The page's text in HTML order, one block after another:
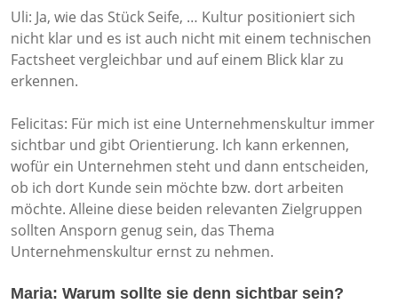
Uli: Ja, wie das Stück Seife, … Kultur positioniert sich
nicht klar und es ist auch nicht mit einem technischen
Factsheet vergleichbar und auf einem Blick klar zu
erkennen.
Felicitas: Für mich ist eine Unternehmenskultur immer
sichtbar und gibt Orientierung. Ich kann erkennen,
wofür ein Unternehmen steht und dann entscheiden,
ob ich dort Kunde sein möchte bzw. dort arbeiten
möchte. Alleine diese beiden relevanten Zielgruppen
sollten Ansporn genug sein, das Thema
Unternehmenskultur ernst zu nehmen.
Maria: Warum sollte sie denn sichtbar sein?